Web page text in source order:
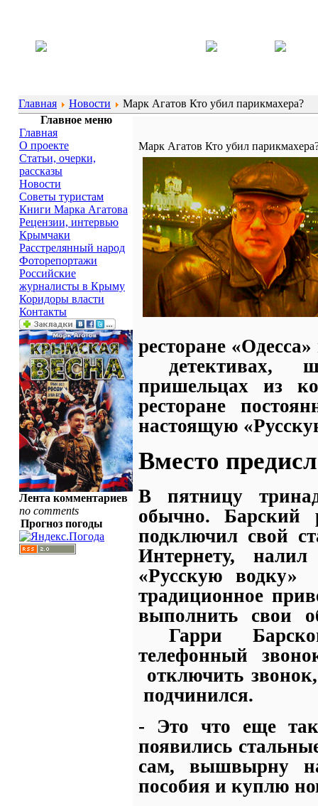
Главная Новости
Марк Агатов Кто убил парикмахера?
Главное меню
Главная
О проекте
Статьи, очерки,
рассказы
Новости
Советы туристам
Книги Марка Агатова
Рецензии, интервью
Крымчаки
Расстрелянный народ
Фоторепортажи
Российские
журналисты в Крыму
Коридоры власти
Контакты
Лента комментариев
no comments
Прогноз погоды
Марк Агатов Кто убил
ресторане
детективах,
пришельцах из
ресторане
настоящую
Вместо
В пятницу
обычно. Барский
подключил свой
Интернету, налил
«Русскую водку»
традиционное
выполнить свои
Гарри
телефонный
отключить звонок,
подчинился.
- Это что еще
появились
сам, вышвырну
пособия и куплю